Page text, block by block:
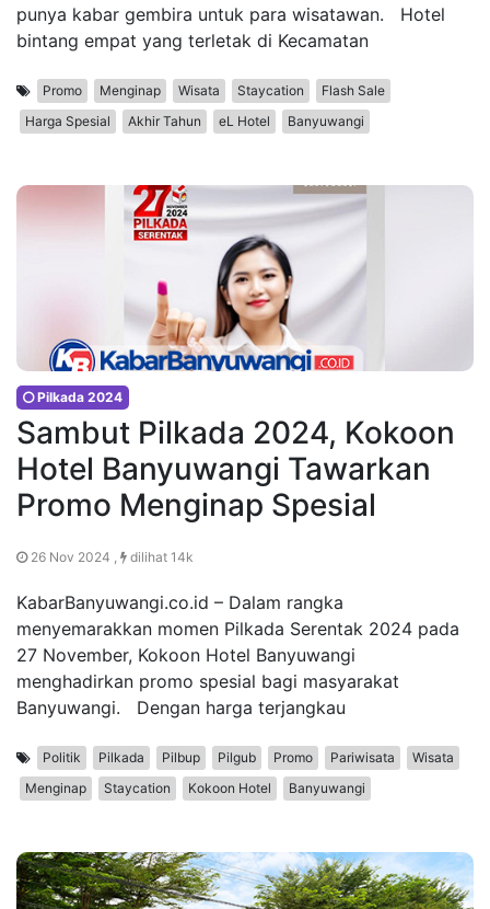
punya kabar gembira untuk para wisatawan. Hotel
bintang empat yang terletak di Kecamatan
Promo Menginap Wisata Staycation
Flash Sale
Harga Spesial
Akhir Tahun eL Hotel Banyuwangi
Pilkada 2024
Sambut Pilkada 2024, Kokoon
Hotel Banyuwangi Tawarkan
Promo Menginap Spesial
26 Nov 2024 , dilihat 14k
KabarBanyuwangi.co.id – Dalam rangka
menyemarakkan momen Pilkada Serentak 2024 pada
27 November, Kokoon Hotel Banyuwangi
menghadirkan promo spesial bagi masyarakat
Banyuwangi. Dengan harga terjangkau
Politik Pilkada Pilbup Pilgub Promo Pariwisata
Wisata
Menginap
Staycation Kokoon Hotel Banyuwangi